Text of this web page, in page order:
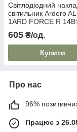
Світлодіодний
світильник Ardero
1ARD FORCE R
605 ₴/од.
Купити
Про нас
96%
Працює з